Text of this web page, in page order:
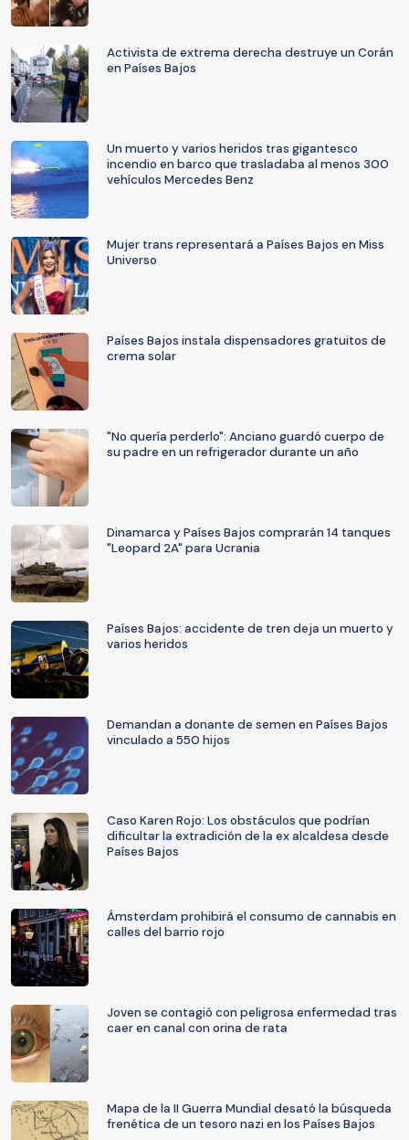
Activista de extrema derecha destruye un Corán
en Países Bajos
Un muerto y varios heridos tras gigantesco
incendio en barco que trasladaba al menos 300
vehículos Mercedes Benz
Mujer trans representará a Países Bajos en Miss
Universo
Países Bajos instala dispensadores gratuitos de
crema solar
"No quería perderlo": Anciano guardó cuerpo de
su padre en un refrigerador durante un año
Dinamarca y Países Bajos comprarán 14 tanques
"Leopard 2A" para Ucrania
Países Bajos: accidente de tren deja un muerto y
varios heridos
Demandan a donante de semen en Países Bajos
vinculado a 550 hijos
Caso Karen Rojo: Los obstáculos que podrían
dificultar la extradición de la ex alcaldesa desde
Países Bajos
Ámsterdam prohibirá el consumo de cannabis en
calles del barrio rojo
Joven se contagió con peligrosa enfermedad tras
caer en canal con orina de rata
Mapa de la II Guerra Mundial desató la búsqueda
frenética de un tesoro nazi en los Países Bajos